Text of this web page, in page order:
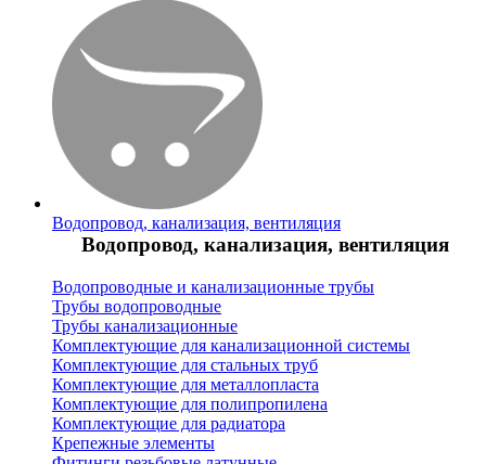
Водопровод, канализация, вентиляция
Водопровод, канализация, вентиляция
Водопроводные и канализационные трубы
Трубы водопроводные
Трубы канализационные
Комплектующие для канализационной системы
Комплектующие для стальных труб
Комплектующие для металлопласта
Комплектующие для полипропилена
Комплектующие для радиатора
Крепежные элементы